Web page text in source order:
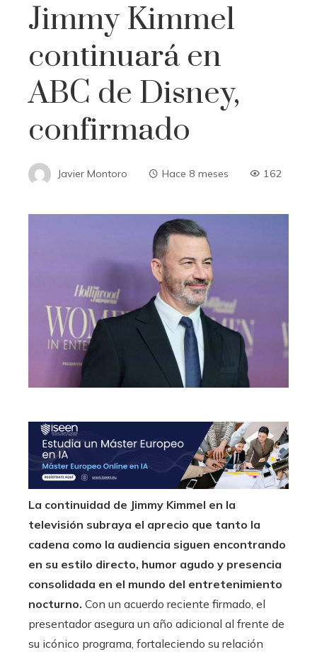
Jimmy Kimmel
continuará en
ABC de Disney,
confirmado
Javier Montoro Hace 8 meses 162
La continuidad de Jimmy Kimmel en la
televisión subraya el aprecio que tanto la
cadena como la audiencia siguen encontrando
en su estilo directo, humor agudo y presencia
consolidada en el mundo del entretenimiento
nocturno. Con un acuerdo reciente firmado, el
presentador asegura un año adicional al frente de
su icónico programa, fortaleciendo su relación